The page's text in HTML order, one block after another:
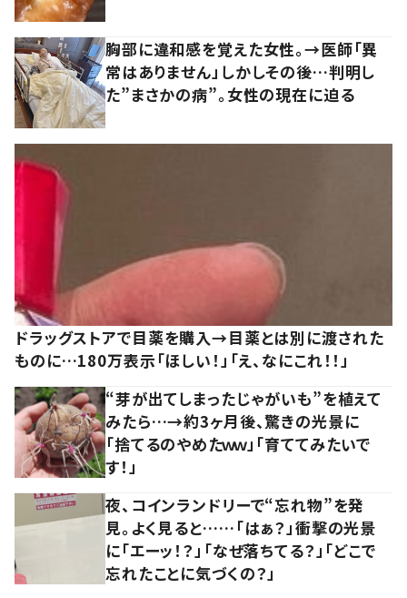
胸部に違和感を覚えた女性。→医師「異
常はありません」しかしその後…判明し
た”まさかの病”。女性の現在に迫る
ドラッグストアで目薬を購入→目薬とは別に渡された
ものに…180万表示「ほしい！」「え、なにこれ！！」
“芽が出てしまったじゃがいも”を植えて
みたら…→約3ヶ月後、驚きの光景に
「捨てるのやめたｗｗ」「育ててみたいで
す！」
夜、コインランドリーで“忘れ物”を発
見。よく見ると……「はぁ？」衝撃の光景
に「エーッ！？」「なぜ落ちてる？」「どこで
忘れたことに気づくの？」